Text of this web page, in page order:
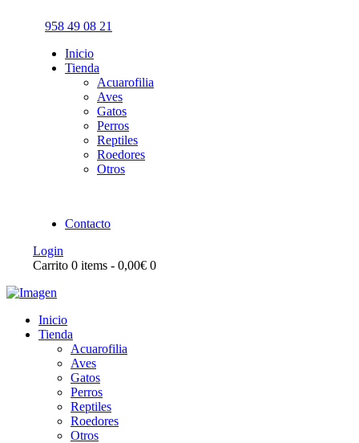
958 49 08 21
Inicio
Tienda
Acuarofilia
Aves
Gatos
Perros
Reptiles
Roedores
Otros
Contacto
Login
Carrito 0 items - 0,00€ 0
Inicio
Tienda
Acuarofilia
Aves
Gatos
Perros
Reptiles
Roedores
Otros